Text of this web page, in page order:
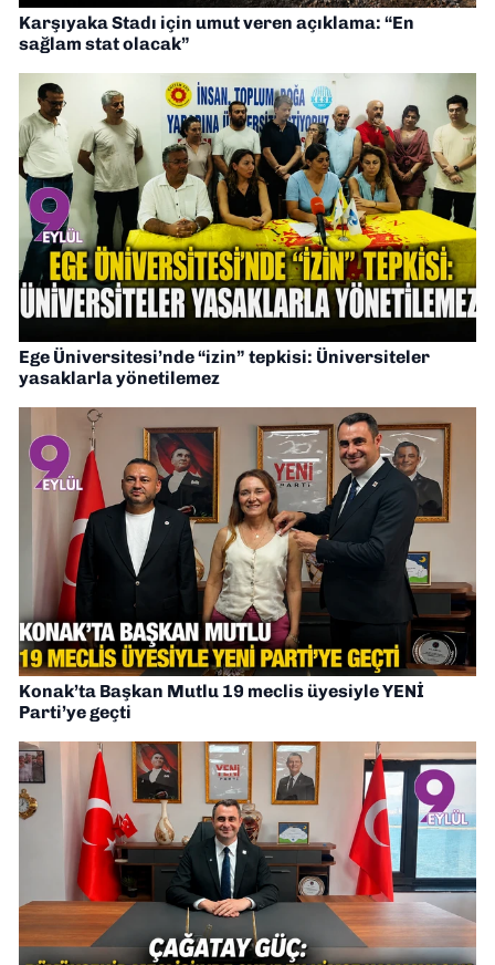
Karşıyaka Stadı için umut veren açıklama: “En
sağlam stat olacak”
Ege Üniversitesi’nde “izin” tepkisi: Üniversiteler
yasaklarla yönetilemez
Konak’ta Başkan Mutlu 19 meclis üyesiyle YENİ
Parti’ye geçti